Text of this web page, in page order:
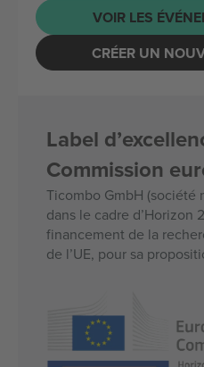
VOIR LES
CRÉER UN
Label
Commission
Ticombo GmbH (société
dans le cadre d’Horizon
financement de la
de l’UE, pour sa